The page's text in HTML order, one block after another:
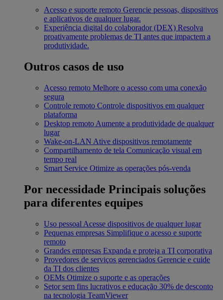
Acesso e suporte remoto Gerencie pessoas, dispositivos
e aplicativos de qualquer lugar.
Experiência digital do colaborador (DEX) Resolva
proativamente problemas de TI antes que impactem a
produtividade.
Outros casos de uso
Acesso remoto Melhore o acesso com uma conexão
segura
Controle remoto Controle dispositivos em qualquer
plataforma
Desktop remoto Aumente a produtividade de qualquer
lugar
Wake-on-LAN Ative dispositivos remotamente
Compartilhamento de tela Comunicação visual em
tempo real
Smart Service Otimize as operações pós-venda
Por necessidade Principais soluções
para diferentes equipes
Uso pessoal Acesse dispositivos de qualquer lugar
Pequenas empresas Simplifique o acesso e suporte
remoto
Grandes empresas Expanda e proteja a TI corporativa
Provedores de serviços gerenciados Gerencie e cuide
da TI dos clientes
OEMs Otimize o suporte e as operações
Setor sem fins lucrativos e educação 30% de desconto
na tecnologia TeamViewer